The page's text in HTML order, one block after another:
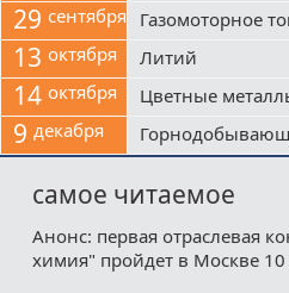
29 сентября Газомоторное
13 октября Литий
14 октября Цветные
9 декабря
самое читаемое
Анонс: первая отраслевая
химия" пройдет в Москве 10